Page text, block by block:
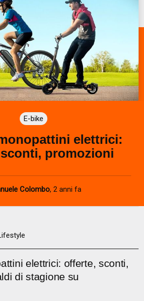
E-bike
elettrici:
promozioni
Colombo, 2 anni fa
elettrici: offerte, sconti,
di stagione su